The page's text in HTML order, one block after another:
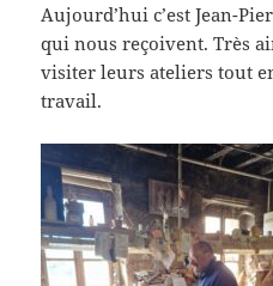
Aujourd’hui c’est Jean-
qui nous reçoivent. Très
visiter leurs ateliers tout
travail.